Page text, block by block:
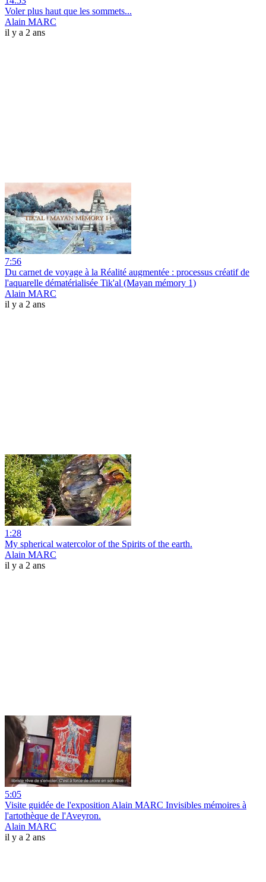
Voler plus haut que les sommets...
Alain MARC
il y a 2 ans
7:56
Du carnet de voyage à la Réalité augmentée : processus créatif de
l'aquarelle dématérialisée Tik'al (Mayan mémory 1)
Alain MARC
il y a 2 ans
1:28
My spherical watercolor of the Spirits of the earth.
Alain MARC
il y a 2 ans
5:05
Visite guidée de l'exposition Alain MARC Invisibles mémoires à
l'artothèque de l'Aveyron.
Alain MARC
il y a 2 ans